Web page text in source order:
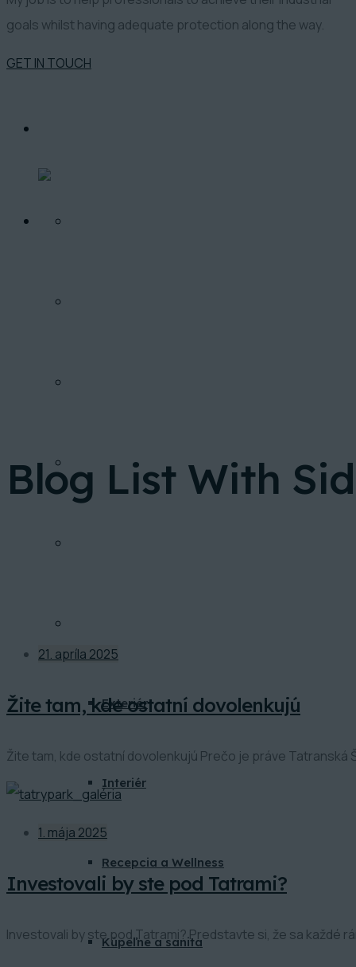
goals whilst having adequate protection along the way.
GET IN TOUCH
FINANCOVANIE
Exteriér
Interiér
Recepcia a Wellness
Kúpeľne a sanita
Blog List With
21. apríla 2025
Žite tam, kde ostatní dovolenkujú
Žite tam, kde ostatní dovolenkujú Prečo je práve
1. mája 2025
Investovali by ste pod Tatrami?
Investovali by ste pod Tatrami? Predstavte si, že sa každé